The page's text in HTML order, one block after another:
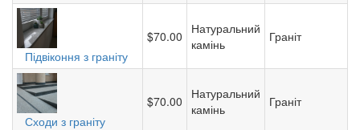
Підвіконня з граніту
$70.00
Натуральний
камінь
Граніт
Сходи з граніту
$70.00
Натуральний
камінь
Граніт